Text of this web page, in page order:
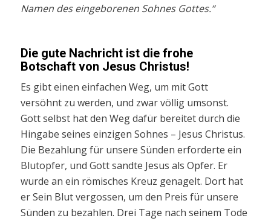
Namen des eingeborenen Sohnes Gottes.“
Die gute Nachricht ist die frohe
Botschaft von Jesus Christus!
Es gibt einen einfachen Weg, um mit Gott
versöhnt zu werden, und zwar völlig umsonst.
Gott selbst hat den Weg dafür bereitet durch die
Hingabe seines einzigen Sohnes – Jesus Christus.
Die Bezahlung für unsere Sünden erforderte ein
Blutopfer, und Gott sandte Jesus als Opfer. Er
wurde an ein römisches Kreuz genagelt. Dort hat
er Sein Blut vergossen, um den Preis für unsere
Sünden zu bezahlen. Drei Tage nach seinem Tode